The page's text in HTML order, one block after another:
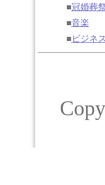
■冠婚葬
■音楽
■ ビジネ